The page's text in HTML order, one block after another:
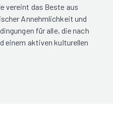
vereint das Beste aus
Annehmlichkeit und
für alle, die nach
einem aktiven kulturellen